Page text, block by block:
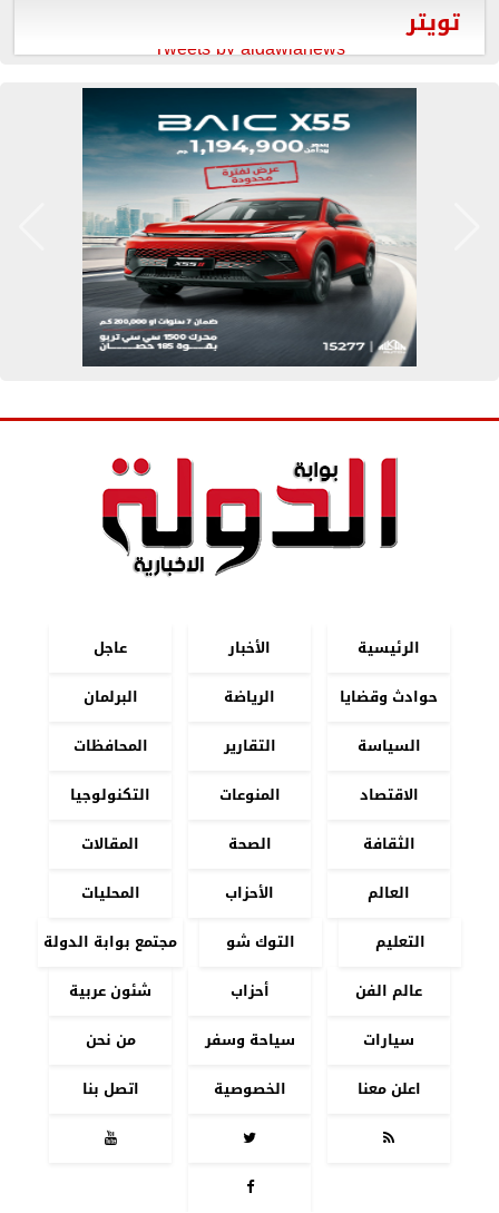
تويتر
Tweets by aldawlanews
الرئيسية الأخبار
عاجل
حوادث وقضايا
الرياضة
البرلمان
السياسة
التقارير
المحافظات
الاقتصاد
المنوعات
التكنولوجيا
الثقافة
الصحة
المقالات
العالم
الأحزاب
المحليات
التعليم
التوك شو
مجتمع بوابة الدولة
عالم الفن
أحزاب
شئون عربية
سيارات
سياحة وسفر
من نحن
اعلن معنا
الخصوصية
اتصل بنا



